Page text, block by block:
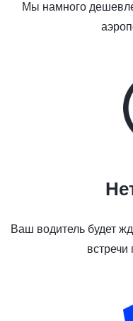
Мы намного
Ваш водитель будет